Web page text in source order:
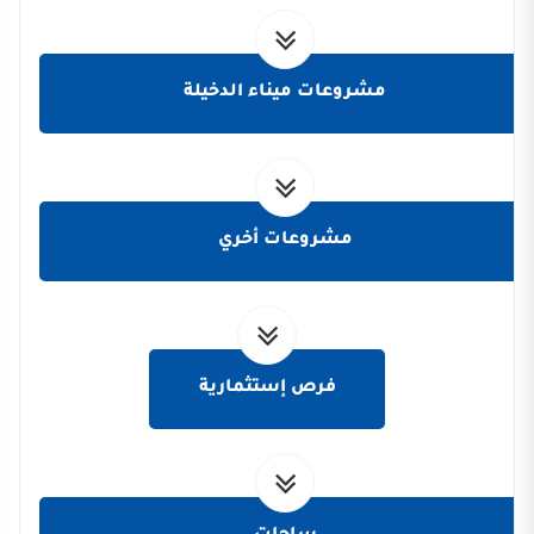
مشروعات ميناء الدخيلة
مشروعات أخري
فرص إستثمارية